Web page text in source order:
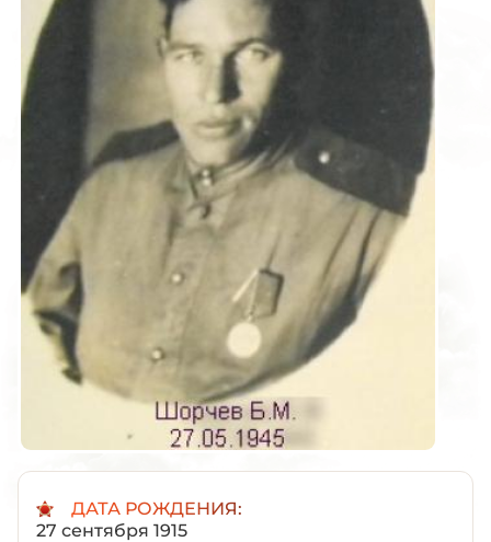
ДАТА РОЖДЕНИЯ:
27 сентября 1915